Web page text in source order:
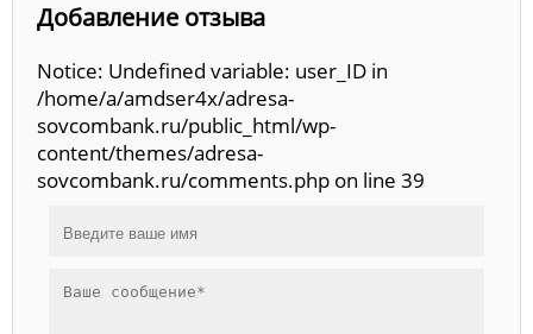
Добавление отзыва
Notice: Undefined variable: user_ID in
/home/a/amdser4x/adresa-
sovcombank.ru/public_html/wp-
content/themes/adresa-
sovcombank.ru/comments.php on line 39